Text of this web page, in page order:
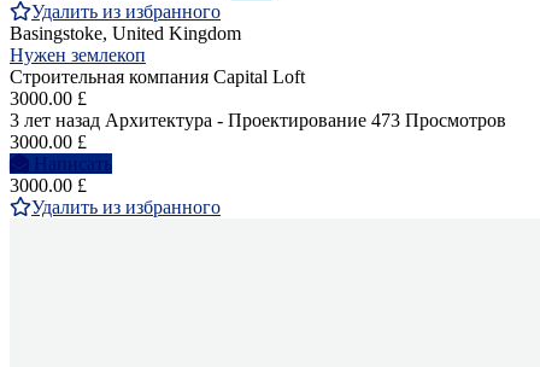
Удалить из избранного
Basingstoke, United Kingdom
Нужен землекоп
Строительная компания Capital Loft
3000.00 £
3 лет назад Архитектура - Проектирование 473 Просмотров
3000.00 £
Написать
3000.00 £
Удалить из избранного